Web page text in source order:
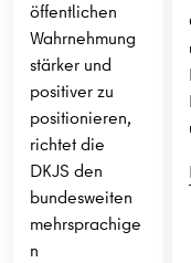
öffentlichen
Wahrnehmung
stärker und
positiver zu
positionieren,
richtet die
DKJS den
bundesweiten
mehrsprachige
n